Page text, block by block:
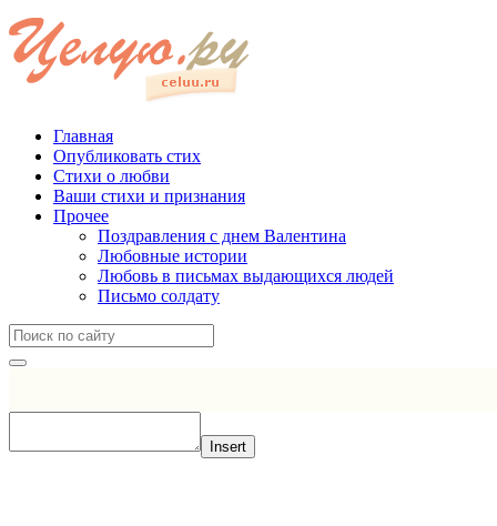
Главная
Опубликовать стих
Стихи о любви
Ваши стихи и признания
Прочее
Поздравления с днем Валентина
Любовные истории
Любовь в письмах выдающихся людей
Письмо солдату
Insert